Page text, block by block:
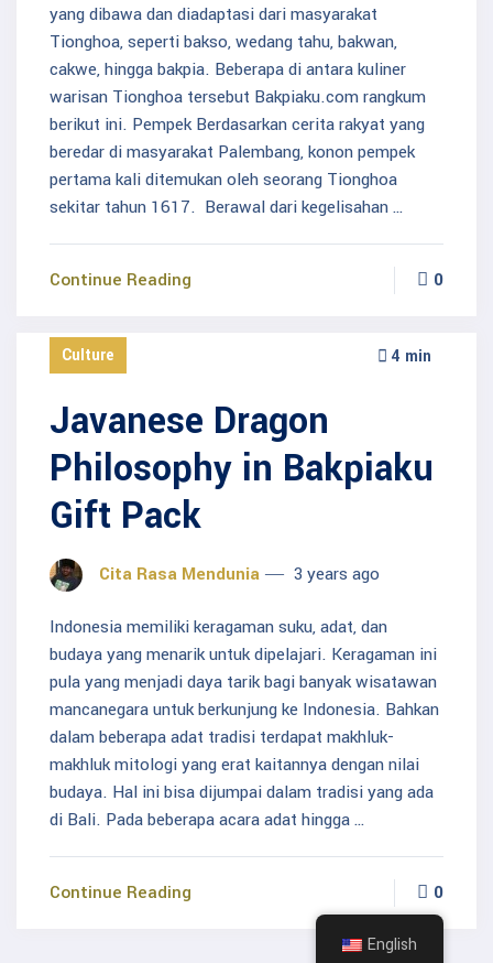
yang dibawa dan diadaptasi dari masyarakat
Tionghoa, seperti bakso, wedang tahu, bakwan,
cakwe, hingga bakpia. Beberapa di antara kuliner
warisan Tionghoa tersebut Bakpiaku.com rangkum
berikut ini. Pempek Berdasarkan cerita rakyat yang
beredar di masyarakat Palembang, konon pempek
pertama kali ditemukan oleh seorang Tionghoa
sekitar tahun 1617. Berawal dari kegelisahan …
Continue Reading 0
Culture 4 min
Javanese Dragon
Philosophy in Bakpiaku
Gift Pack
Cita Rasa Mendunia 3 years ago
Indonesia memiliki keragaman suku, adat, dan
budaya yang menarik untuk dipelajari. Keragaman ini
pula yang menjadi daya tarik bagi banyak wisatawan
mancanegara untuk berkunjung ke Indonesia. Bahkan
dalam beberapa adat tradisi terdapat makhluk-
makhluk mitologi yang erat kaitannya dengan nilai
budaya. Hal ini bisa dijumpai dalam tradisi yang ada
di Bali. Pada beberapa acara adat hingga …
Continue Reading 0
English